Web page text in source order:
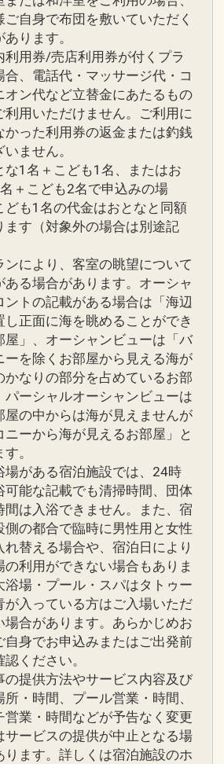
ご自身で布団を敷いていただく
ります。
利用券/売店利用券が付くプラ
合、電話代・マッサージ代・コ
オン代など立替金にあたるもの
利用いただけません。ご利用に
かった利用券の返金または釣銭
ません。
な1名＋こども1名、またはお
＋こども2名で申込みの場
ども1名の代金はおとなと同額
ます（対象外の場合は別途記
ンにより、客室の眺望について
ある場合があります。オーシャ
ントの記載がある場合は「海辺
し正面に海を眺めることができ
屋」、オーシャンビューは「バ
ーを除くお部屋から見える海が
かなりの部分を占めているお部
パーシャルオーシャンビューは
屋の中からは海が見えませんが
ニーから海が見えるお部屋」と
。
場がある宿泊施設では、24時
可能な記載でも清掃時間、団体
間は入浴できません。また、宿
側の都合で臨時に男性用と女性
れ替える場合や、宿泊日により
の利用ができない場合もありま
浴場・プール・スパはタトゥー
が入っている方はご入場いただ
場合があります。あらかじめお
自身でお申込みまたはご出発前
認ください。
の提供方法やサービス内容及び
所・時間、プール営業・時間、
営業・時間などが予告なく変更
サービスの提供が中止となる場
ります。詳しくは宿泊施設のホ